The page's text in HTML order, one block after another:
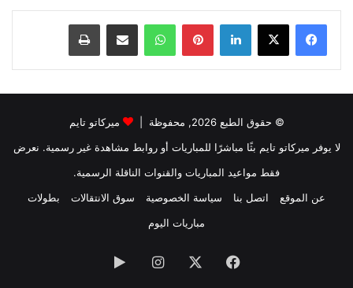
لينكدإن بينتيريست واتساب
© حقوق الطبع 2026, محفوظة |
ميركاتو تايم
لا يوفر ميركاتو تايم بثًا مباشرًا للمباريات أو روابط مشاهدة غير رسمية. نعرض
فقط مواعيد المباريات والقنوات الناقلة الرسمية.
عن الموقع
اتصل بنا سياسة الخصوصية سوق الانتقالات
بطولات
مباريات اليوم
فيسبوك انستقرام